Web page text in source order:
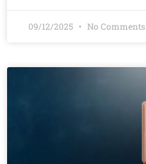
09/12/2025 No Comments